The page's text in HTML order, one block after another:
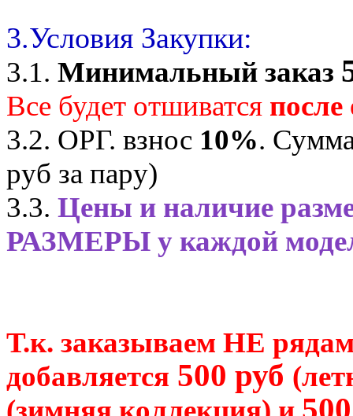
3.Условия Закупки:
3.1. Минимальный заказ
Все будет отшиватся
3.2. ОРГ. взнос 10%.
руб за пару)
3.3. Цены и наличие
РАЗМЕРЫ у каждой
Т.к. заказываем НЕ
добавляется 500 руб